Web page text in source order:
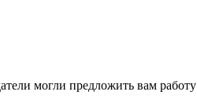
могли предложить вам работу